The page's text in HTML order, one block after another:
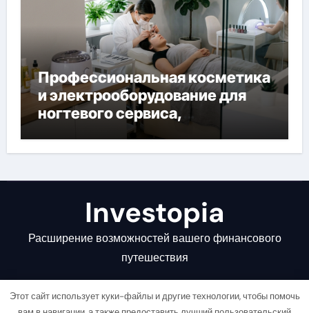
Профессиональная косметика
и электрооборудование для
ногтевого сервиса,
наращивания ресниц и
депиляции
Investopia
Расширение возможностей вашего финансового
путешествия
Этот сайт использует куки-файлы и другие технологии, чтобы помочь